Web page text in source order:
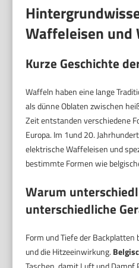
Waffeleisen
Kurze Geschichte
Waffeln haben eine lange
als dünne Oblaten zwischen
Zeit entstanden verschiedene
Europa. Im 1und 20.
elektrische Waffeleisen und
bestimmte Formen wie
Warum
unterschiedliche
Form und Tiefe der
und die Hitzeeinwirkung.